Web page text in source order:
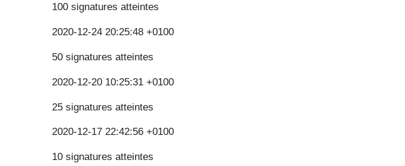
100 signatures atteintes
2020-12-24 20:25:48 +0100
50 signatures atteintes
2020-12-20 10:25:31 +0100
25 signatures atteintes
2020-12-17 22:42:56 +0100
10 signatures atteintes